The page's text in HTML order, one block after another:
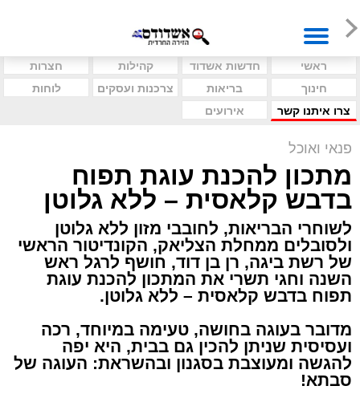
ראשי חדשות אשדוד קהילות
חצרות
חינוך
בריאות צרכנות ועסקים
לוחות
צרו איתנו קשר
אירועים
פנאי ואוכל
מתכון להכנת עוגת תפוח
בדבש קלאסית – ללא גלוטן
לשוחרי הבריאות, לחובבי מזון ללא גלוטן
ולסובלים ממחלת הצליאק, הקונדיטור הראשי
של רשת ביגה, רן בן דוד, חושף לרגל ראש
השנה וחגי תשרי את המתכון להכנת עוגת
תפוח בדבש קלאסית – ללא גלוטן.
מדובר בעוגה בחושה, טעימה במיוחד, רכה
ועסיסית שניתן להכין גם בבית, היא יפה
להגשה ומעוצבת בסגנון ובהשראת: העוגה של
סבתא!